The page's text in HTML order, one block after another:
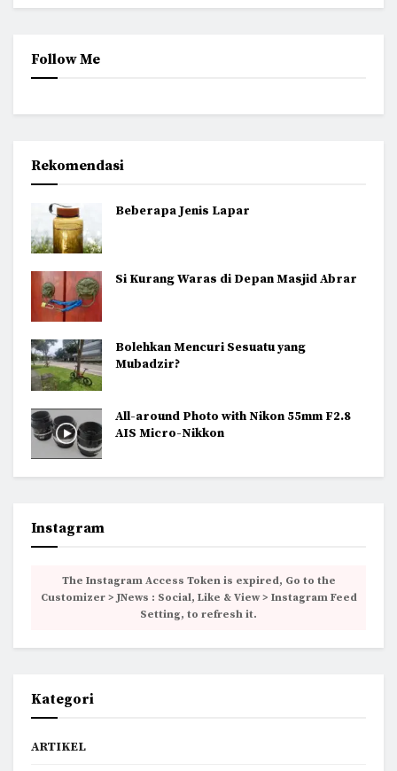
Follow Me
Rekomendasi
Beberapa Jenis Lapar
Si Kurang Waras di Depan Masjid Abrar
Bolehkan Mencuri Sesuatu yang
Mubadzir?
All-around Photo with Nikon 55mm F2.8
AIS Micro-Nikkon
Instagram
The Instagram Access Token is expired, Go to the
Customizer > JNews : Social, Like & View > Instagram Feed
Setting, to refresh it.
Kategori
ARTIKEL